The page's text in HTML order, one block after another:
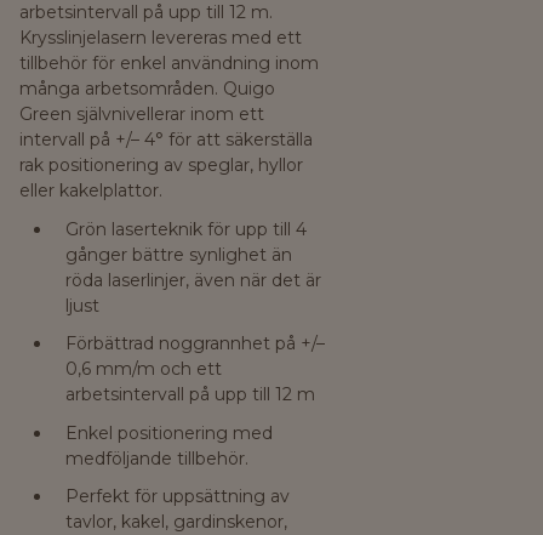
arbetsintervall på upp till 12 m.
Krysslinjelasern levereras med ett
tillbehör för enkel användning inom
många arbetsområden. Quigo
Green självnivellerar inom ett
intervall på +/– 4° för att säkerställa
rak positionering av speglar, hyllor
eller kakelplattor.
Grön laserteknik för upp till 4
gånger bättre synlighet än
röda laserlinjer, även när det är
ljust
Förbättrad noggrannhet på +/–
0,6 mm/m och ett
arbetsintervall på upp till 12 m
Enkel positionering med
medföljande tillbehör.
Perfekt för uppsättning av
tavlor, kakel, gardinskenor,